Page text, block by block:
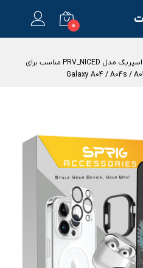
0
محافظ صفحه نمایش حریم شخصی اسپریگ مدل PRV_NICED مناسب برای